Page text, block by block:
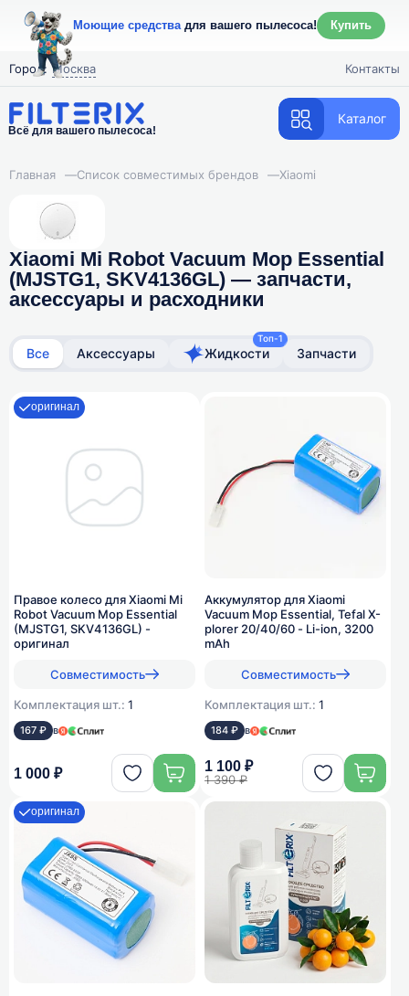
Моющие средствадля вашего пылесоса! Купить
Город: Москва Контакты
Всё для вашего пылесоса!
Каталог
Главная —Список совместимых брендов —Xiaomi
Xiaomi Mi Robot Vacuum Mop Essential
(MJSTG1, SKV4136GL) — запчасти,
аксессуары и расходники
Все Аксессуары
Топ-1
Жидкости Запчасти
Правое колесо для Xiaomi Mi
Robot Vacuum Mop Essential
(MJSTG1, SKV4136GL) -
оригинал
Совместимость
Комплектация шт.: 1
167 ₽ в
оригинал
1 000 ₽
Аккумулятор для Xiaomi
Vacuum Mop Essential, Tefal X-
plorer 20/40/60 - Li-ion, 3200
mAh
Совместимость
Комплектация шт.: 1
184 ₽ в
1 100 ₽
1 390 ₽
оригинал